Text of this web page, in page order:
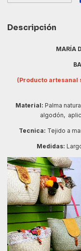
Descripción
MARÍA
(Producto artesanal
Material: Palma
algodón,
Tecnica: Tejido a
Medidas: